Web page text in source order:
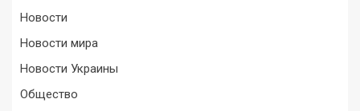
Новости
Новости мира
Новости Украины
Общество